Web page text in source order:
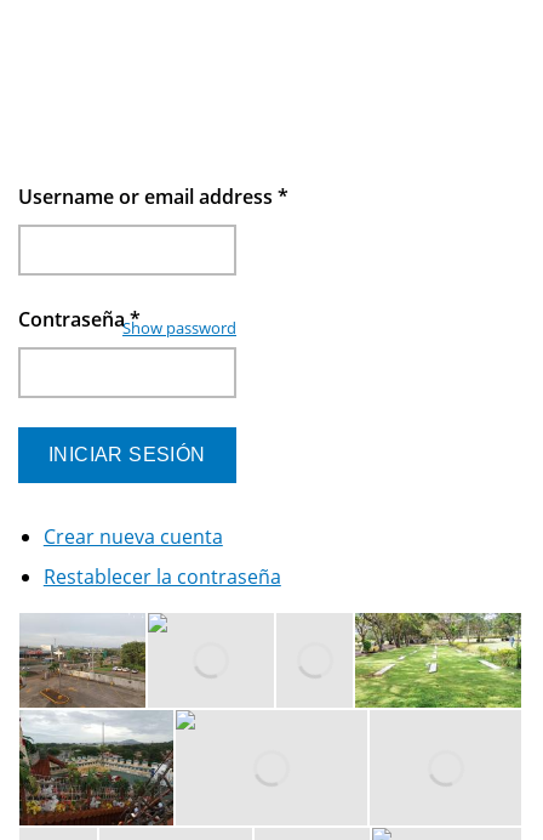
Username or email address *
Contraseña*
Show password
Crear nueva cuenta
Restablecer la contraseña